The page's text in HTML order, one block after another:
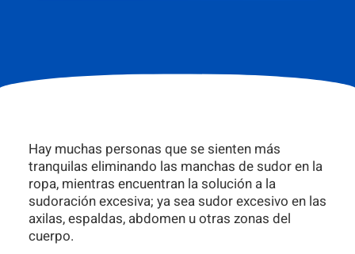
Hay muchas personas que se sienten más
tranquilas eliminando las manchas de sudor en la
ropa, mientras encuentran la solución a la
sudoración excesiva; ya sea sudor excesivo en las
axilas, espaldas, abdomen u otras zonas del
cuerpo.